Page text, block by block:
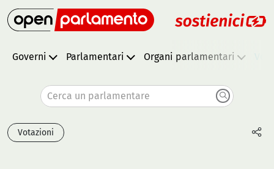
Governi Parlamentari Organi parlamentari
Cerca un parlamentare
Votazioni